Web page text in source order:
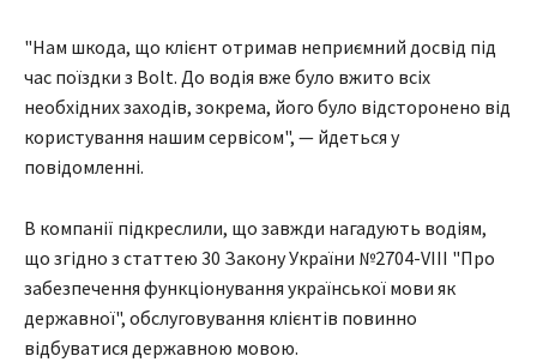
"Нам шкода, що клієнт отримав неприємний досвід під
час поїздки з Bolt. До водія вже було вжито всіх
необхідних заходів, зокрема, його було відсторонено від
користування нашим сервісом", — йдеться у
повідомленні.
В компанії підкреслили, що завжди нагадують водіям,
що згідно з статтею 30 Закону України №2704-VIII "Про
забезпечення функціонування української мови як
державної", обслуговування клієнтів повинно
відбуватися державною мовою.